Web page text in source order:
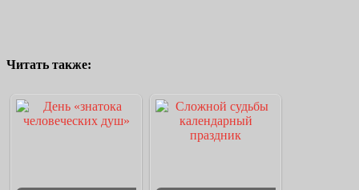
Читать также: